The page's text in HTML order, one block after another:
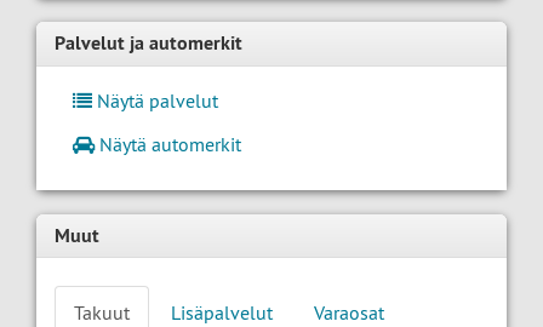
Palvelut ja automerkit
Näytä palvelut
Näytä automerkit
Muut
Takuut Lisäpalvelut Varaosat